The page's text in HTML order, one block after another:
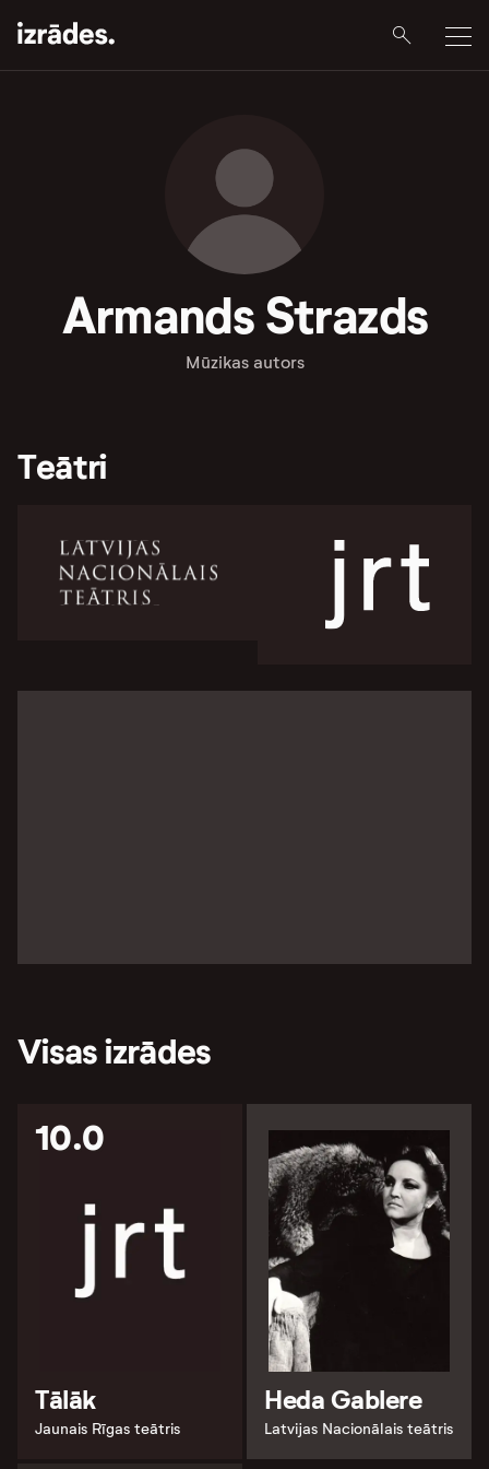
Armands Strazds
Mūzikas autors
Teātri
Visas izrādes
10.0
Tālāk
Jaunais Rīgas teātris
Heda Gablere
Latvijas Nacionālais teātris